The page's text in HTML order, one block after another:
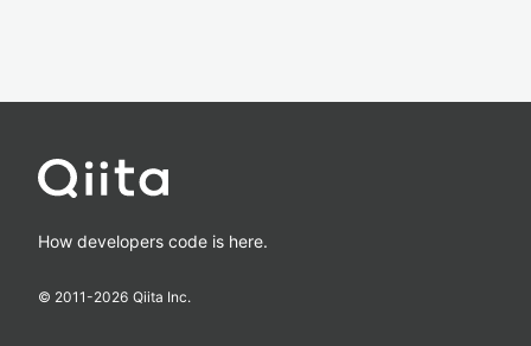
How developers code is here.
© 2011-2026 Qiita Inc.